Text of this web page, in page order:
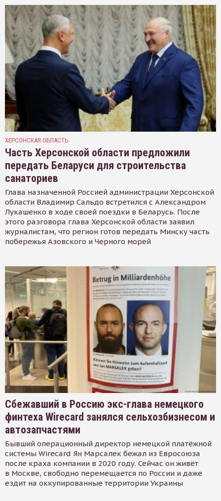
ХЕРСОНСКАЯ ОБЛАСТЬ
Часть Херсонской области предложили
передать Беларуси для строительства
санаториев
Глава назначенной Россией администрации Херсонской
области Владимир Сальдо встретился с Александром
Лукашенко в ходе своей поездки в Беларусь. После
этого разговора глава Херсонской области заявил
журналистам, что регион готов передать Минску часть
побережья Азовского и Черного морей
Сбежавший в Россию экс-глава немецкого
финтеха Wirecard занялся сельхозбизнесом и
автозапчастями
Бывший операционный директор немецкой платёжной
системы Wirecard Ян Марсалек бежал из Евросоюза
после краха компании в 2020 году. Сейчас он живёт
в Москве, свободно перемещается по России и даже
ездит на оккупированные территории Украины